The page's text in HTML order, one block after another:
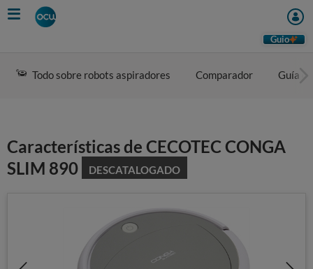
Skip
to
Guio
Todo sobre robots aspiradores Comparador Guía
Características de CECOTEC CONGA
SLIM 890
DESCATALOGADO